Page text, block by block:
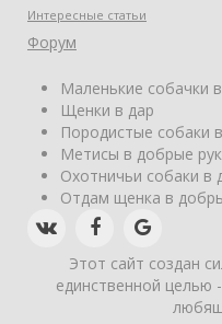
Интересные статьи
Форум
Маленькие собачки
Щенки в дар
Породистые собаки
Метисы в добрые
Охотничьи собаки в
Отдам щенка в
Этот сайт создан
единственной целью